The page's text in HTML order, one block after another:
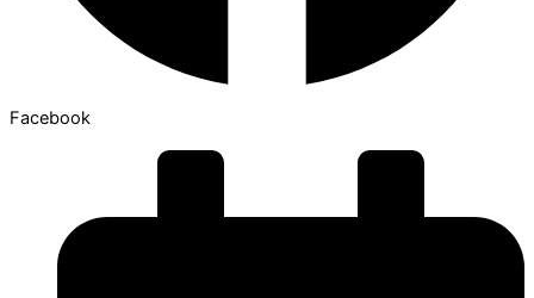
Facebook